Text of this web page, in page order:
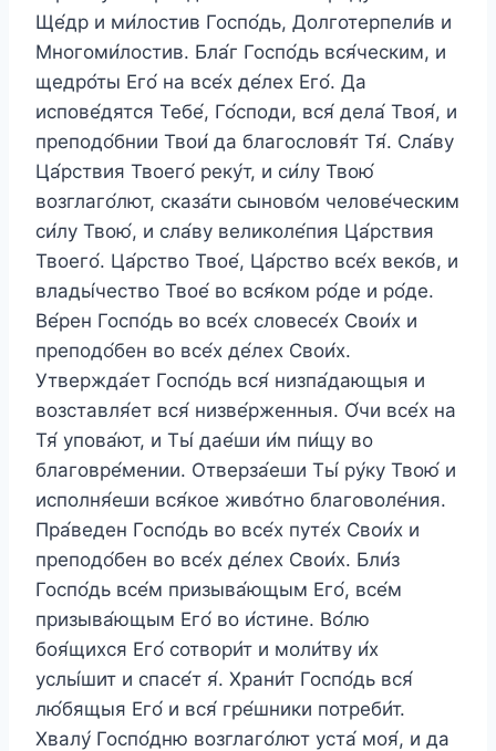
Ще́др и ми́лостив Госпо́дь, Долготерпели́в и
Многоми́лостив. Бла́г Госпо́дь вся́ческим, и
щедро́ты Его́ на все́х де́лех Его́. Да
испове́дятся Тебе́, Го́споди, вся́ дела́ Твоя́, и
преподо́бнии Твои́ да благословя́т Тя́. Сла́ву
Ца́рствия Твоего́ реку́т, и си́лу Твою́
возглаго́лют, сказа́ти сыново́м челове́ческим
си́лу Твою́, и сла́ву великоле́пия Ца́рствия
Твоего́. Ца́рство Твое́, Ца́рство все́х веко́в, и
влады́чество Твое́ во вся́ком ро́де и ро́де.
Ве́рен Госпо́дь во все́х словесе́х Свои́х и
преподо́бен во все́х де́лех Свои́х.
Утвержда́ет Госпо́дь вся́ низпа́дающыя и
возставля́ет вся́ низве́рженныя. О́чи все́х на
Тя́ упова́ют, и Ты́ дае́ши и́м пи́щу во
благовре́мении. Отверза́еши Ты́ ру́ку Твою́ и
исполня́еши вся́кое живо́тно благоволе́ния.
Пра́веден Госпо́дь во все́х путе́х Свои́х и
преподо́бен во все́х де́лех Свои́х. Бли́з
Госпо́дь все́м призыва́ющым Его́, все́м
призыва́ющым Его́ во и́стине. Во́лю
боя́щихся Его́ сотвори́т и моли́тву и́х
услы́шит и спасе́т я́. Храни́т Госпо́дь вся́
лю́бящыя Его́ и вся́ гре́шники потреби́т.
Хвалу́ Госпо́дню возглаго́лют уста́ моя́, и да